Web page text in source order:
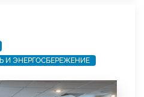
И ЭНЕРГОСБЕРЕЖЕНИЕ